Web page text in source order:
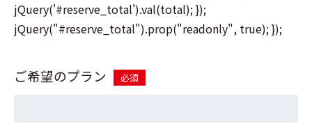
jQuery('#reserve_total').val(total); });
jQuery("#reserve_total").prop("readonly", true); });
ご希望のプラン 必須